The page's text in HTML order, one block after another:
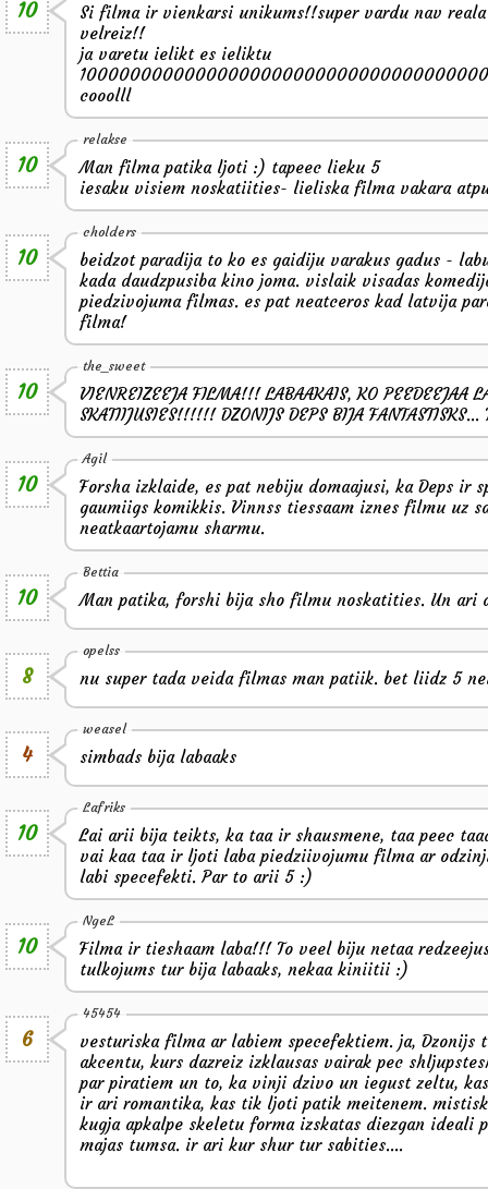
10
Si filma ir vienkarsi unikums!!super vardu nav
velreiz!!
ja varetu ielikt es ieliktu
cooolll
10
relakse
Man filma patika ljoti :) tapeec lieku 5
iesaku visiem noskatiities- lieliska filma vakara
10
cholders
beidzot paradija to ko es gaidiju varakus gadus -
kada daudzpusiba kino joma. vislaik visadas
piedzivojuma filmas. es pat neatceros kad latvija
filma!
10
the_sweet
VIENREIZEEJA FILMA!!! LABAAKAIS, KO PEEDEEJAA
SKATIIJUSIES!!!!!! DZONIJS DEPS BIJA
10
Agil
Forsha izklaide, es pat nebiju domaajusi, ka Deps ir
gaumiigs komikkis. Vinnss tiessaam iznes filmu uz
neatkaartojamu sharmu.
10
Bettia
Man patika, forshi bija sho filmu noskatities. Un ari
8
opelss
nu super tada veida filmas man patiik. bet liidz 5
4
weasel
simbads bija labaaks
10
Lafriks
Lai arii bija teikts, ka taa ir shausmene, taa peec
vai kaa taa ir ljoti laba piedziivojumu filma ar
labi specefekti. Par to arii 5 :)
10
NgeL
Filma ir tieshaam laba!!! To veel biju netaa
tulkojums tur bija labaaks, nekaa kiniitii :)
6
45454
vesturiska filma ar labiem specefektiem. ja, Dzonijs
akcentu, kurs dazreiz izklausas vairak pec
par piratiem un to, ka vinji dzivo un iegust zeltu,
ir ari romantika, kas tik ljoti patik meitenem.
kugja apkalpe skeletu forma izskatas diezgan ideali
majas tumsa. ir ari kur shur tur sabities....